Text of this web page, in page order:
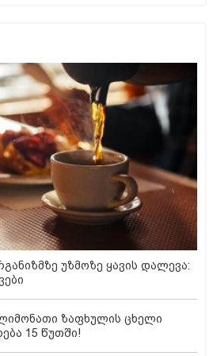
უზმოზე ყავის დალევა:
ზაფხულის ცხელი
15 წუთში!